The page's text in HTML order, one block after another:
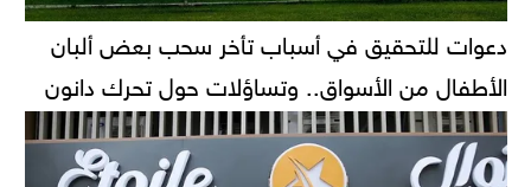
دعوات للتحقيق في أسباب تأخر سحب بعض ألبان
الأطفال من الأسواق.. وتساؤلات حول تحرك دانون